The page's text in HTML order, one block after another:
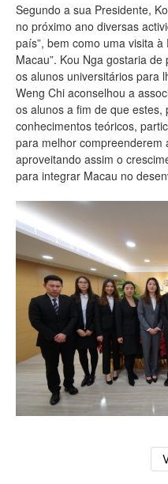
Segundo a sua Presidente,
no próximo ano diversas
país”, bem como uma visita
Macau”. Kou Nga gostaria
os alunos universitários para
Weng Chi aconselhou a
os alunos a fim de que estes,
conhecimentos teóricos,
para melhor compreenderem
aproveitando assim o
para integrar Macau no